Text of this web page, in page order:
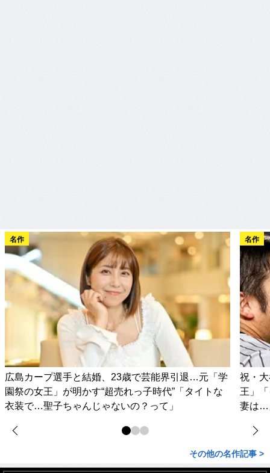
名作
広島カープ選手と結婚、23歳で芸能界引退…元「学
園祭の女王」が明かす“超売れっ子時代”「タイトな
衣装で…聖子ちゃんじゃないの？って」
名作
祝・
王」
妻は…
その他の名作記事 >